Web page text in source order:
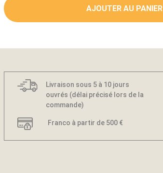
AJOUTER AU PANIER
Livraison sous 5 à 10 jours
ouvrés (délai précisé lors de la
commande)
Franco à partir de 500 €